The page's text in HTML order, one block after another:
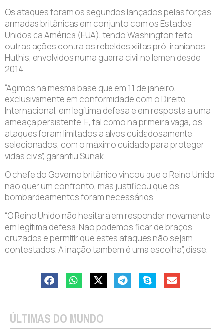
Os ataques foram os segundos lançados pelas forças
armadas britânicas em conjunto com os Estados
Unidos da América (EUA), tendo Washington feito
outras ações contra os rebeldes xiitas pró-iranianos
Huthis, envolvidos numa guerra civil no Iémen desde
2014.
“Agimos na mesma base que em 11 de janeiro,
exclusivamente em conformidade com o Direito
Internacional, em legítima defesa e em resposta a uma
ameaça persistente. E, tal como na primeira vaga, os
ataques foram limitados a alvos cuidadosamente
selecionados, com o máximo cuidado para proteger
vidas civis”, garantiu Sunak.
O chefe do Governo britânico vincou que o Reino Unido
não quer um confronto, mas justificou que os
bombardeamentos foram necessários.
“O Reino Unido não hesitará em responder novamente
em legítima defesa. Não podemos ficar de braços
cruzados e permitir que estes ataques não sejam
contestados. A inação também é uma escolha”, disse.
ÚLTIMAS DO MUNDO